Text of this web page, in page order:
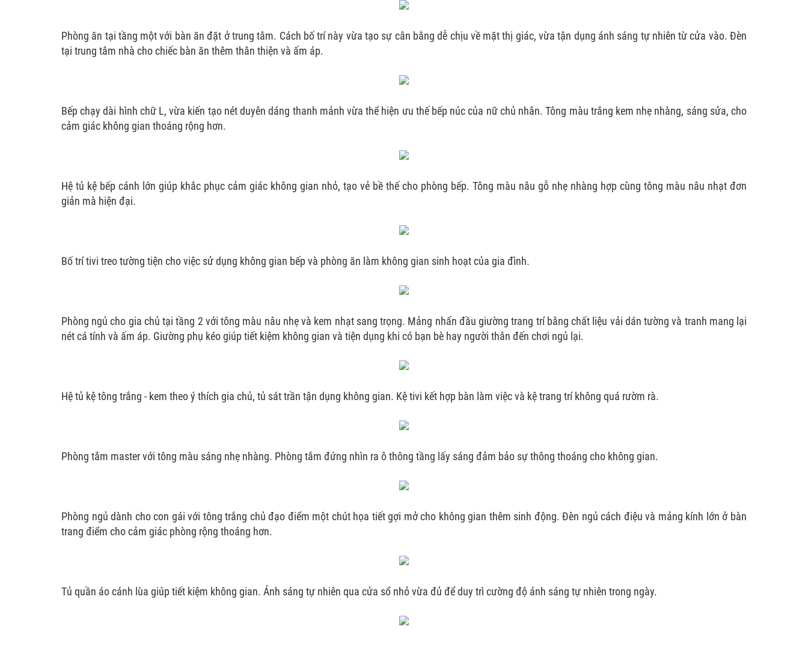
Phòng ăn tại tầng một với bàn ăn đặt ở trung tâm. Cách bố trí này vừa tạo sự cân bằng dễ chịu về mặt thị giác, vừa tận dụng ánh sáng tự nhiên từ cửa vào. Đèn
tại trung tâm nhà cho chiếc bàn ăn thêm thân thiện và ấm áp.
Bếp chạy dài hình chữ L, vừa kiến tạo nét duyên dáng thanh mảnh vừa thể hiện ưu thế bếp núc của nữ chủ nhân. Tông màu trắng kem nhẹ nhàng, sáng sửa, cho
cảm giác không gian thoáng rộng hơn.
Hệ tủ kệ bếp cánh lớn giúp khắc phục cảm giác không gian nhỏ, tạo vẻ bề thế cho phòng bếp. Tông màu nâu gỗ nhẹ nhàng hợp cùng tông màu nâu nhạt đơn
giản mà hiện đại.
Bố trí tivi treo tường tiện cho việc sử dụng không gian bếp và phòng ăn làm không gian sinh hoạt của gia đình.
Phòng ngủ cho gia chủ tại tầng 2 với tông màu nâu nhẹ và kem nhạt sang trọng. Mảng nhấn đầu giường trang trí bằng chất liệu vải dán tường và tranh mang lại
nét cá tính và ấm áp. Giường phụ kéo giúp tiết kiệm không gian và tiện dụng khi có bạn bè hay người thân đến chơi ngủ lại.
Hệ tủ kệ tông trắng - kem theo ý thích gia chủ, tủ sát trần tận dụng không gian. Kệ tivi kết hợp bàn làm việc và kệ trang trí không quá rườm rà.
Phòng tắm master với tông màu sáng nhẹ nhàng. Phòng tắm đứng nhìn ra ô thông tầng lấy sáng đảm bảo sự thông thoáng cho không gian.
Phòng ngủ dành cho con gái với tông trắng chủ đạo điểm một chút họa tiết gợi mở cho không gian thêm sinh động. Đèn ngủ cách điệu và mảng kính lớn ở bàn
trang điểm cho cảm giác phòng rộng thoáng hơn.
Tủ quần áo cánh lùa giúp tiết kiệm không gian. Ánh sáng tự nhiên qua cửa sổ nhỏ vừa đủ để duy trì cường độ ánh sáng tự nhiên trong ngày.